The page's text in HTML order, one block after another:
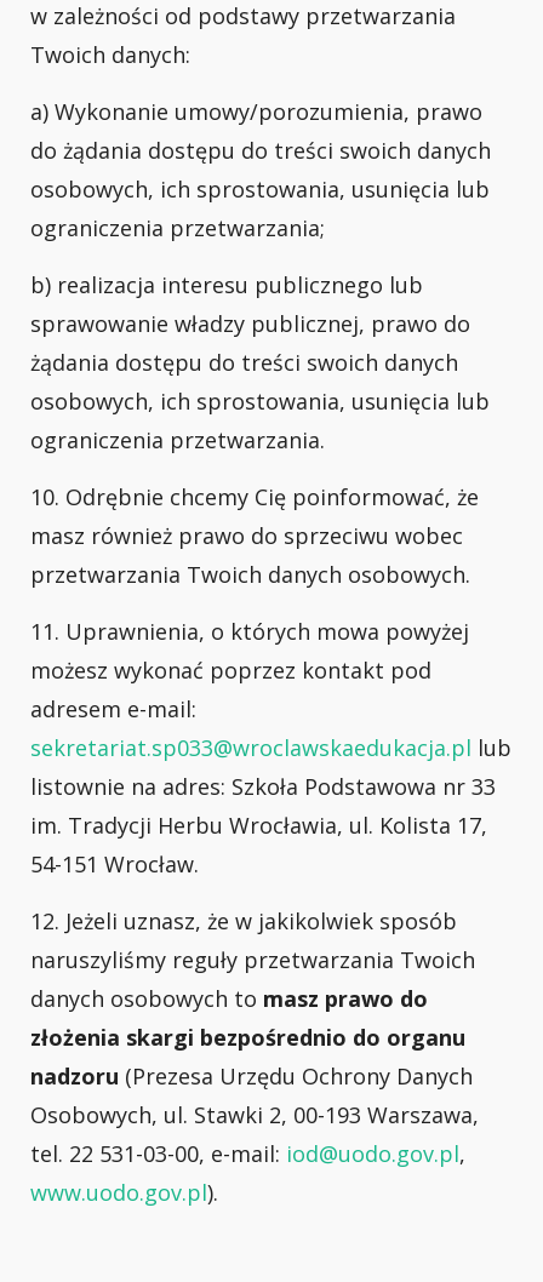
w zależności od podstawy przetwarzania
Twoich danych:
a) Wykonanie umowy/porozumienia, prawo
do żądania dostępu do treści swoich danych
osobowych, ich sprostowania, usunięcia lub
ograniczenia przetwarzania;
b) realizacja interesu publicznego lub
sprawowanie władzy publicznej, prawo do
żądania dostępu do treści swoich danych
osobowych, ich sprostowania, usunięcia lub
ograniczenia przetwarzania.
10. Odrębnie chcemy Cię poinformować, że
masz również prawo do sprzeciwu wobec
przetwarzania Twoich danych osobowych.
11. Uprawnienia, o których mowa powyżej
możesz wykonać poprzez kontakt pod
adresem e-mail:
sekretariat.sp033@wroclawskaedukacja.pl lub
listownie na adres: Szkoła Podstawowa nr 33
im. Tradycji Herbu Wrocławia, ul. Kolista 17,
54-151 Wrocław.
12. Jeżeli uznasz, że w jakikolwiek sposób
naruszyliśmy reguły przetwarzania Twoich
danych osobowych to masz prawo do
złożenia skargi bezpośrednio do organu
nadzoru (Prezesa Urzędu Ochrony Danych
Osobowych, ul. Stawki 2, 00-193 Warszawa,
tel. 22 531-03-00, e-mail: iod@uodo.gov.pl,
www.uodo.gov.pl).